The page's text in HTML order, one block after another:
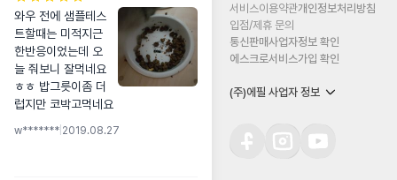
와우 전에 샘플테스
트할때는 미적지근
한반응이었는데 오
늘 줘보니 잘먹네요
ㅎㅎ 밥그릇이좀 더
럽지만 코박고먹네요
w******* 2019.08.27
서비스이용약관개인정보처리방침
입점/제휴 문의
통신판매사업자정보 확인
에스크로서비스가입 확인
(주)에필 사업자 정보